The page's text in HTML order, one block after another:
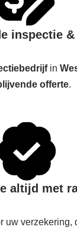
inspectie
in
offerte.
altijd met
uw verzekering,